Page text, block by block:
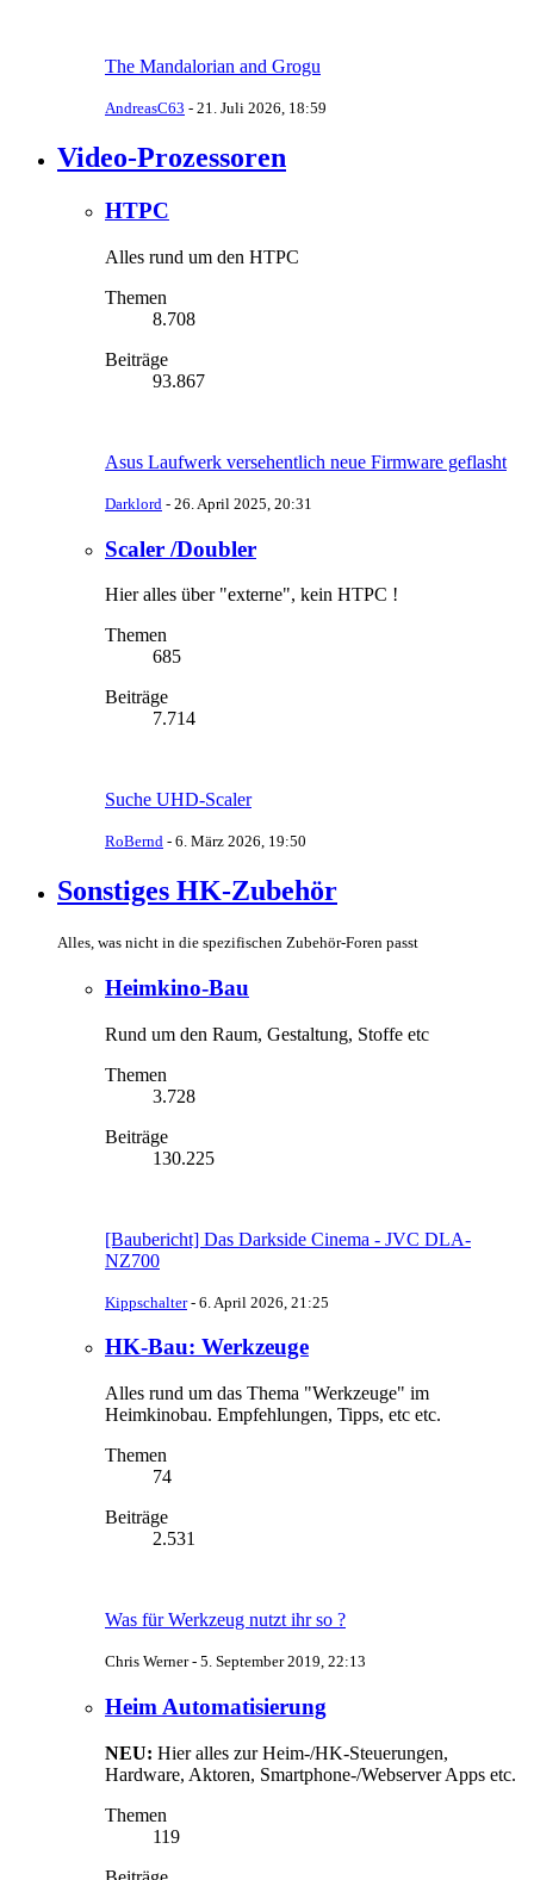
The Mandalorian and Grogu
AndreasC63 - 21. Juli 2026, 18:59
Video-Prozessoren
HTPC
Alles rund um den HTPC
Themen
8.708
Beiträge
93.867
Asus Laufwerk versehentlich neue Firmware geflasht
Darklord - 26. April 2025, 20:31
Scaler /Doubler
Hier alles über "externe", kein HTPC !
Themen
685
Beiträge
7.714
Suche UHD-Scaler
RoBernd - 6. März 2026, 19:50
Sonstiges HK-Zubehör
Alles, was nicht in die spezifischen Zubehör-Foren passt
Heimkino-Bau
Rund um den Raum, Gestaltung, Stoffe etc
Themen
3.728
Beiträge
130.225
[Baubericht] Das Darkside Cinema - JVC DLA-
NZ700
Kippschalter- 6. April 2026, 21:25
HK-Bau: Werkzeuge
Alles rund um das Thema "Werkzeuge" im
Heimkinobau. Empfehlungen, Tipps, etc etc.
Themen
74
Beiträge
2.531
Was für Werkzeug nutzt ihr so ?
Chris Werner - 5. September 2019, 22:13
Heim Automatisierung
NEU: Hier alles zur Heim-/HK-Steuerungen,
Hardware, Aktoren, Smartphone-/Webserver Apps etc.
Themen
119